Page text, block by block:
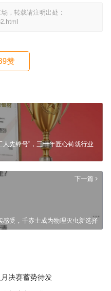
，转载请注明出处：
赞
先锋号”，三十年匠心铸就行业
下一篇
感受，千赤士成为物理灭虫新选择
决赛蓄势待发